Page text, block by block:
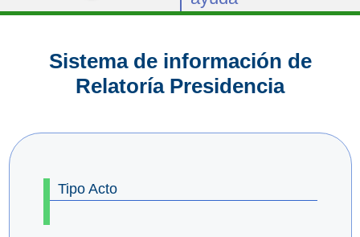
Sistema de información de
Relatoría Presidencia
Tipo Acto